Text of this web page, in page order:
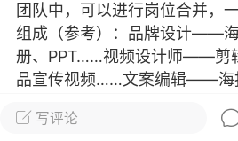
！国务院：文化艺术和体育行
业，可缓缴社保
社会保障部 国家发展改革委 财
扩大阶段性缓缴社会保险费政策
的通知人社部发〔2022〕31号
写评论
团队中，可以进行岗位合并，
组成（参考）：品牌设计——
册、PPT……视频设计师——剪
品宣传视频……文案编辑——海
信、官方、知乎、贴吧、微